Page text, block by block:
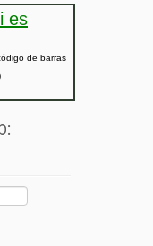
es
de barras